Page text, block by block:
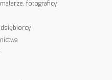
fotograficy